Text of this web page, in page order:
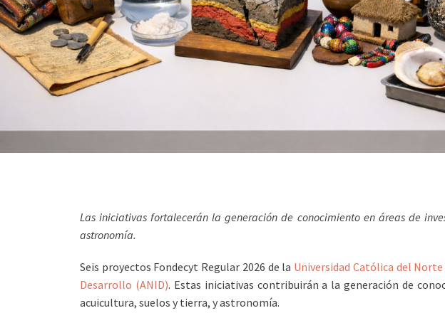
Las iniciativas fortalecerán la generación de conocimiento en áreas de
astronomía.
Seis proyectos Fondecyt Regular 2026 de la Universidad Católica del Norte
Desarrollo (ANID). Estas iniciativas contribuirán a la generación de
acuicultura, suelos y tierra, y astronomía.